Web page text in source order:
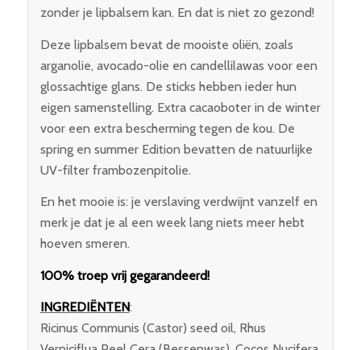
zonder je lipbalsem kan. En dat is niet zo gezond!
Deze lipbalsem bevat de mooiste oliën, zoals
arganolie, avocado-olie en candellilawas voor een
glossachtige glans. De sticks hebben ieder hun
eigen samenstelling. Extra cacaoboter in de winter
voor een extra bescherming tegen de kou. De
spring en summer Edition bevatten de natuurlijke
UV-filter frambozenpitolie.
En het mooie is: je verslaving verdwijnt vanzelf en
merk je dat je al een week lang niets meer hebt
hoeven smeren.
100% troep vrij gegarandeerd!
INGREDIËNTEN:
Ricinus Communis (Castor) seed oil, Rhus